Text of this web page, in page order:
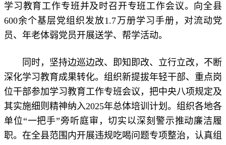
学习教育工作专班并及时召开专班工作会议。向全县
600余个基层党组织发放1.7万册学习手册，对流动党
员、年老体弱党员开展送学、帮学活动。
同时，坚持边巡边改、即知即改、立行立改，不断
深化学习教育成果转化。组织新提拔年轻干部、重点岗
位干部参加学习教育工作专班会议，把中央八项规定及
其实施细则精神纳入2025年总体培训计划。组织各地各
单位“一把手”旁听庭审，切实以深刻警示推动廉洁履
职。在全县范围内开展违规吃喝问题专项整治，认真组